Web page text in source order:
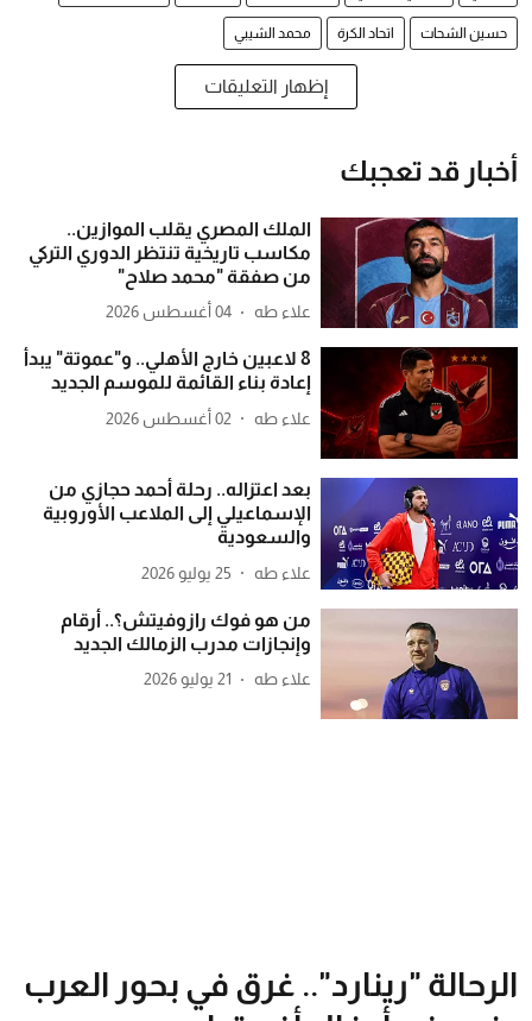
حسين الشحات اتحاد الكرة محمد الشيبي
إظهار التعليقات
أخبار قد تعجبك
الملك المصري يقلب الموازين..
مكاسب تاريخية تنتظر الدوري التركي
من صفقة "محمد صلاح"
علاء طه 04 أغسطس 2026
8 لاعبين خارج الأهلي.. و"عموتة" يبدأ
إعادة بناء القائمة للموسم الجديد
علاء طه 02 أغسطس 2026
بعد اعتزاله.. رحلة أحمد حجازي من
الإسماعيلي إلى الملاعب الأوروبية
والسعودية
علاء طه 25 يوليو 2026
من هو فوك رازوفيتش؟.. أرقام
وإنجازات مدرب الزمالك الجديد
علاء طه 21 يوليو 2026
الرحالة "رينارد".. غرق في بحور العرب